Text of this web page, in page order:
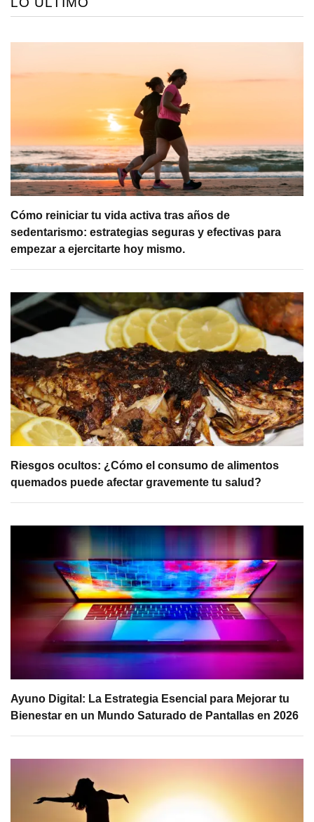
Cómo reiniciar tu vida activa tras años de
sedentarismo: estrategias seguras y efectivas para
empezar a ejercitarte hoy mismo.
Riesgos ocultos: ¿Cómo el consumo de alimentos
quemados puede afectar gravemente tu salud?
Ayuno Digital: La Estrategia Esencial para Mejorar tu
Bienestar en un Mundo Saturado de Pantallas en 2026